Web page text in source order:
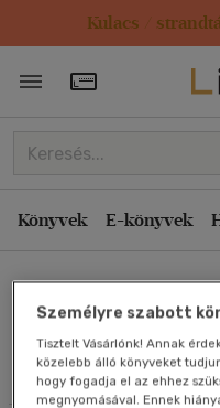
Kulacs /
Törzsvásárlói
Könyvek E-könyvek
Művei
Rendezés
Kiadás éve szerint
Ár szerint csökkenő
Eladott darabszám
Eladott darabszám
Cím szerint A-Z
Szerző szerint A-Z
Személyre szabott
Tisztelt Vásárlónk! Annak
közelebb álló könyveket
hogy fogadja el az ehhez
megnyomásával. Ennek